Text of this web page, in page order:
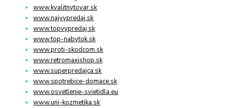
www.kvalitnytovar.sk
www.najvypredaj.sk
www.topvypredaj.sk
www.top-nabytok.sk
www.proti-skodcom.sk
www.retromaxishop.sk
www.superpredajca.sk
www.spotrebice-domace.sk
www.osvetlenie-svietidla.eu
www.uni-kozmetika.sk